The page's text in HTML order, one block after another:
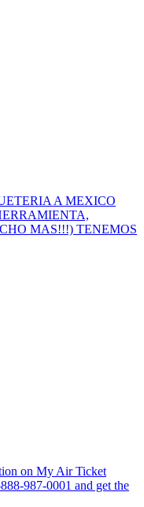
A MEXICO
MAS!!!) TENEMOS
on My Air Ticket
987-0001 and get the